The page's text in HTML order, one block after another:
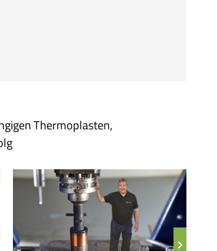
Thermoplasten,